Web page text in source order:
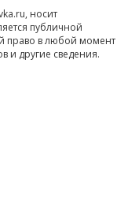
носит
публичной
право в любой момент
и другие сведения.